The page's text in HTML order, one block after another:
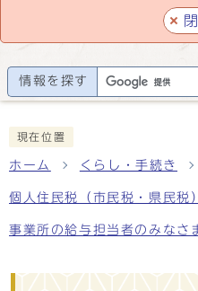
情報を探す
現在位置
ホーム くらし・手続き
個人住民税（市民税・県民税）
事業所の給与担当者のみなさ